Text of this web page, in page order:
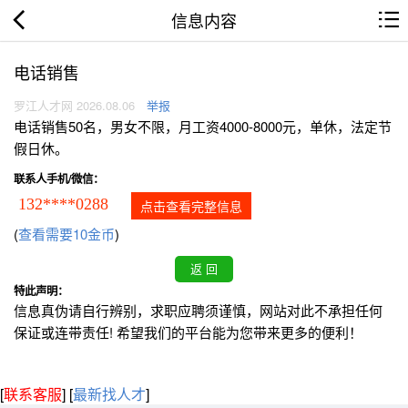
信息内容
电话销售
罗江人才网 2026.08.06 举报
电话销售50名，男女不限，月工资4000-8000元，单休，法定节
假日休。
联系人手机/微信：
132****0288 点击查看完整信息
(查看需要10金币)
特此声明：
信息真伪请自行辨别，求职应聘须谨慎，网站对此不承担任何
保证或连带责任! 希望我们的平台能为您带来更多的便利！
[联系客服] [最新找人才]